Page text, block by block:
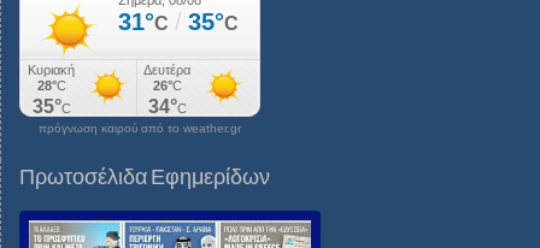
πρόγνωση καιρού από το weather.gr
Πρωτοσέλιδα Εφημερίδων